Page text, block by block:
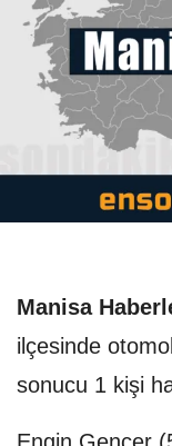
Manisa
ilçesinde
sonucu 1 kişi